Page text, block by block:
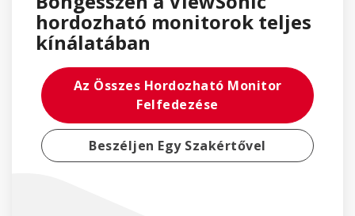
hordozható monitorok teljes
kínálatában
Az Összes Hordozható Monitor
Felfedezése
Beszéljen Egy Szakértővel